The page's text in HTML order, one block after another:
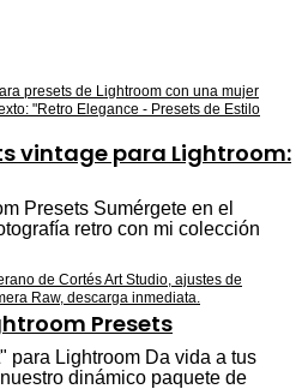
vintage para Lightroom:
Presets Sumérgete en el
retro con mi colección
Presets
para Lightroom Da vida a tus
dinámico paquete de